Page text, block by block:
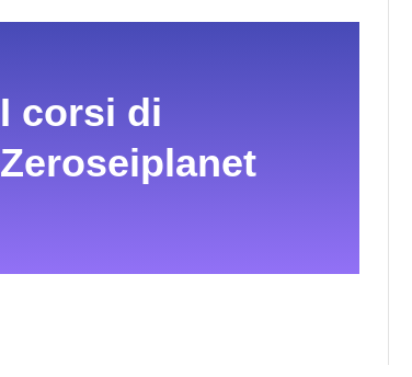
I corsi di
Zeroseiplanet